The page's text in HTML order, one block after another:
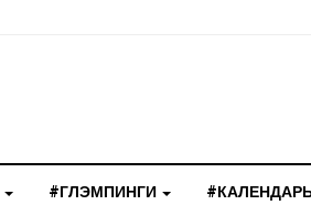
#ГЛЭМПИНГИ